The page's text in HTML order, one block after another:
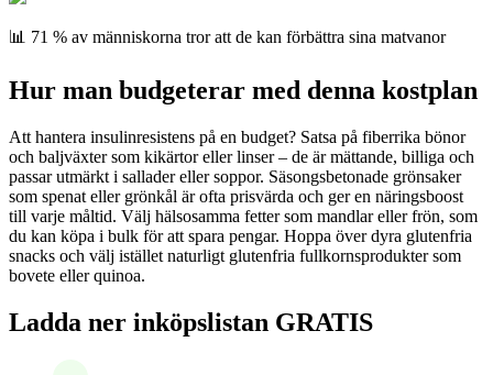
📊 71 % av människorna tror att de kan förbättra sina matvanor
Hur man budgeterar med denna kostplan
Att hantera insulinresistens på en budget? Satsa på fiberrika bönor
och baljväxter som kikärtor eller linser – de är mättande, billiga och
passar utmärkt i sallader eller soppor. Säsongsbetonade grönsaker
som spenat eller grönkål är ofta prisvärda och ger en näringsboost
till varje måltid. Välj hälsosamma fetter som mandlar eller frön, som
du kan köpa i bulk för att spara pengar. Hoppa över dyra glutenfria
snacks och välj istället naturligt glutenfria fullkornsprodukter som
bovete eller quinoa.
Ladda ner inköpslistan GRATIS